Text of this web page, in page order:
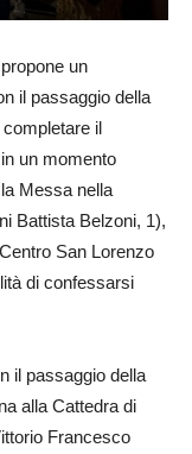
un
il passaggio della
completare il
un momento
Messa nella
Battista Belzoni, 1),
San Lorenzo
di confessarsi
il passaggio della
alla Cattedra di
Francesco